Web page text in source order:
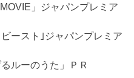
」ジャパンプレミア
ースト｣ジャパンプレミア
ルーのうた」ＰＲ